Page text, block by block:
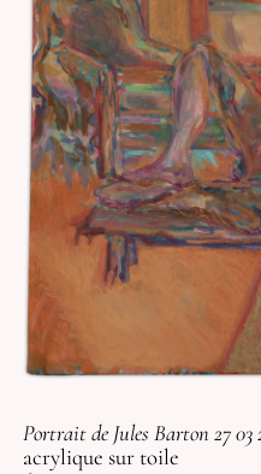
Portrait de Jules Barton 27 03
acrylique sur toile